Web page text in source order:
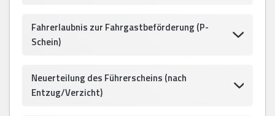
Fahrerlaubnis zur Fahrgastbeförderung (P-
Schein)
Neuerteilung des Führerscheins (nach
Entzug/Verzicht)